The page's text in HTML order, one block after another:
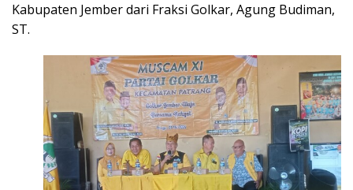
Kabupaten Jember dari Fraksi Golkar, Agung Budiman,
ST.